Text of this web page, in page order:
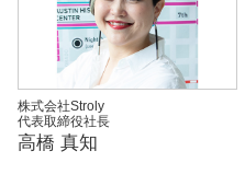
株式会社Stroly
代表取締役社長
高橋 真知